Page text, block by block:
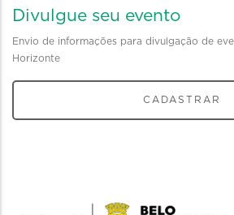
Divulgue seu evento
Envio de informações para divulgação de
Horizonte
CADASTRAR